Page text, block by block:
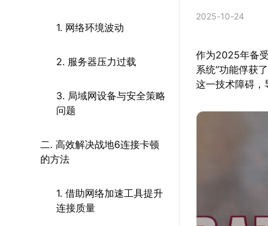
1. 网络环境波动
2. 服务器压力过载
3. 局域网设备与安全策略
问题
二. 高效解决战地6连接卡顿
的方法
1. 借助网络加速工具提升
连接质量
2025-10-24
作为2025年备
系统”功能俘获
这一技术障碍，